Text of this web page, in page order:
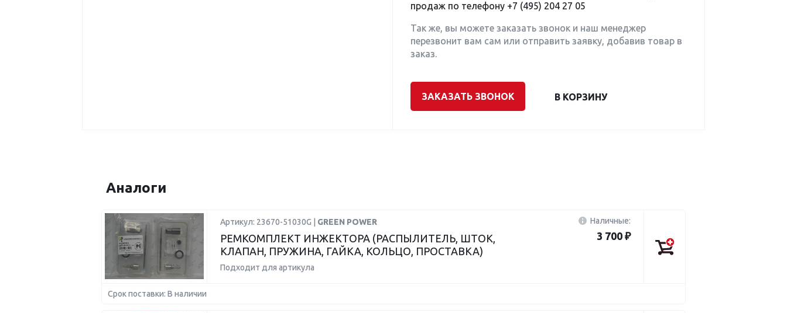
продаж по телефону +7 (495) 204 27 05
Так же, вы можете заказать звонок и наш менеджер
перезвонит вам сам или отправить заявку, добавив товар в
заказ.
ЗАКАЗАТЬ ЗВОНОК В КОРЗИНУ
Аналоги
Артикул: 23670-51030G | GREEN POWER
РЕМКОМПЛЕКТ ИНЖЕКТОРА (РАСПЫЛИТЕЛЬ, ШТОК,
КЛАПАН, ПРУЖИНА, ГАЙКА, КОЛЬЦО, ПРОСТАВКА)
Подходит для артикула
Наличные:
3 700 ₽
Срок поставки: В наличии